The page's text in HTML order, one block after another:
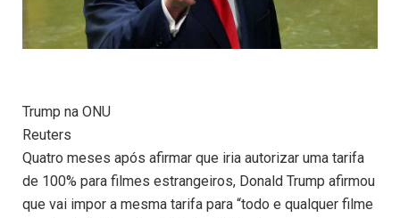
Trump na ONU
Reuters
Quatro meses após afirmar que iria autorizar uma tarifa
de 100% para filmes estrangeiros, Donald Trump afirmou
que vai impor a mesma tarifa para “todo e qualquer filme